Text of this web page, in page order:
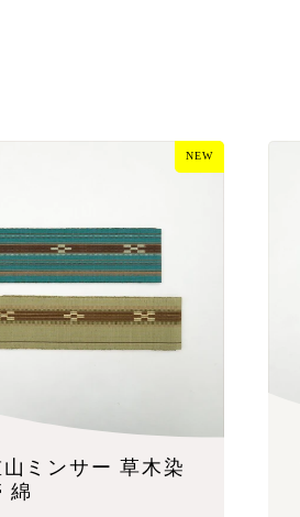
ミンサー 草木染
綿
NEW